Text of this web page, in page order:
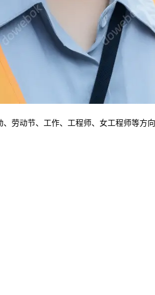
劳动节、工作、工程师、女工程师等方